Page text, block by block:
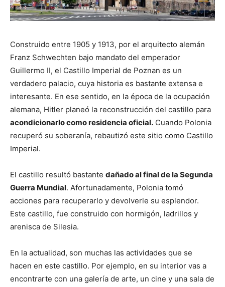
Construido entre 1905 y 1913, por el arquitecto alemán
Franz Schwechten bajo mandato del emperador
Guillermo II, el Castillo Imperial de Poznan es un
verdadero palacio, cuya historia es bastante extensa e
interesante. En ese sentido, en la época de la ocupación
alemana, Hitler planeó la reconstrucción del castillo para
acondicionarlo como residencia oficial. Cuando Polonia
recuperó su soberanía, rebautizó este sitio como Castillo
Imperial.
El castillo resultó bastante dañado al final de la Segunda
Guerra Mundial. Afortunadamente, Polonia tomó
acciones para recuperarlo y devolverle su esplendor.
Este castillo, fue construido con hormigón, ladrillos y
arenisca de Silesia.
En la actualidad, son muchas las actividades que se
hacen en este castillo. Por ejemplo, en su interior vas a
encontrarte con una galería de arte, un cine y una sala de